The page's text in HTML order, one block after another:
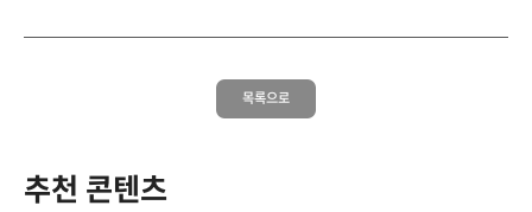
목록으로
추천 콘텐츠